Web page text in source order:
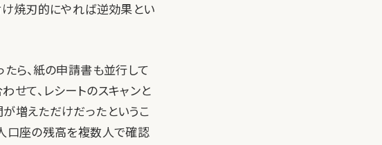
け焼刃的にやれば逆効果とい
ら、紙の申請書も並行して
せて、レシートのスキャンと
増えただけだったというこ
口座の残高を複数人で確認